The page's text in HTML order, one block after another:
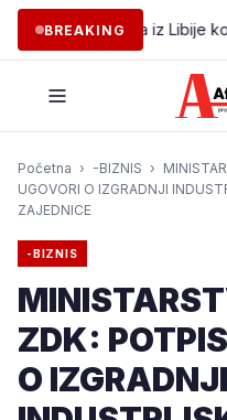
BREAKING
delegacija iz Libije koja
Početna › -BIZNIS ›
UGOVORI O IZGRADNJI
ZAJEDNICE
-BIZNIS
ZDK:
O IZGRADNJI